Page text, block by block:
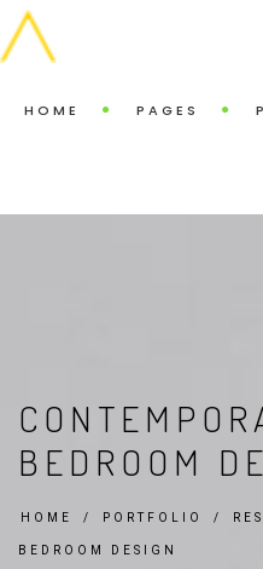
HOME PAGES
BEDROOM
HOME PORTFOLIO
BEDROOM DESIGN